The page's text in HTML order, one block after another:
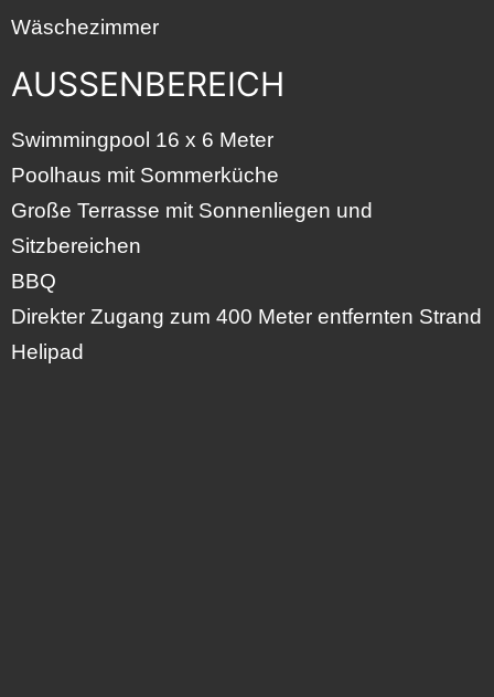
Wäschezimmer
AUSSENBEREICH
Swimmingpool 16 x 6 Meter
Poolhaus mit Sommerküche
Große Terrasse mit Sonnenliegen und
Sitzbereichen
BBQ
Direkter Zugang zum 400 Meter entfernten Strand
Helipad